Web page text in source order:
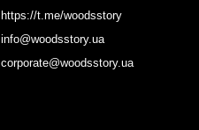
https://t.me/woodsstory
info@woodsstory.ua
corporate@woodsstory.ua